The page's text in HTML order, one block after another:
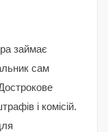
займає
сам
і комісій.